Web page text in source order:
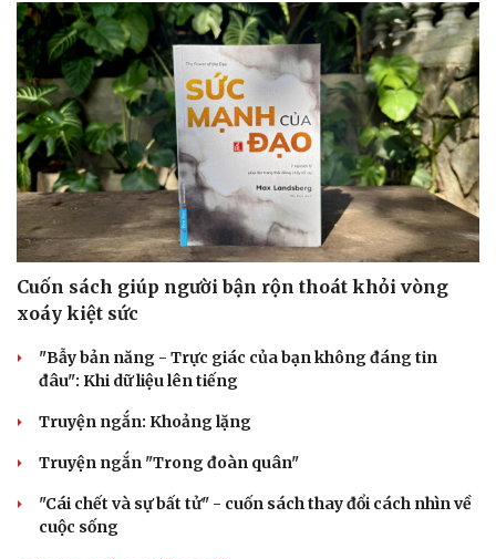
Cuốn sách giúp người bận rộn thoát khỏi vòng
xoáy kiệt sức
"Bẫy bản năng - Trực giác của bạn không đáng tin
đâu": Khi dữ liệu lên tiếng
Truyện ngắn: Khoảng lặng
Truyện ngắn "Trong đoàn quân"
"Cái chết và sự bất tử" - cuốn sách thay đổi cách nhìn về
cuộc sống